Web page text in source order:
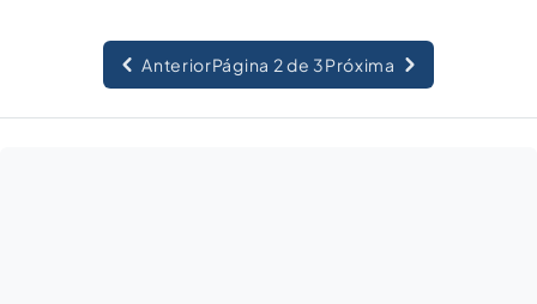
AnteriorPágina 2 de 3Próxima